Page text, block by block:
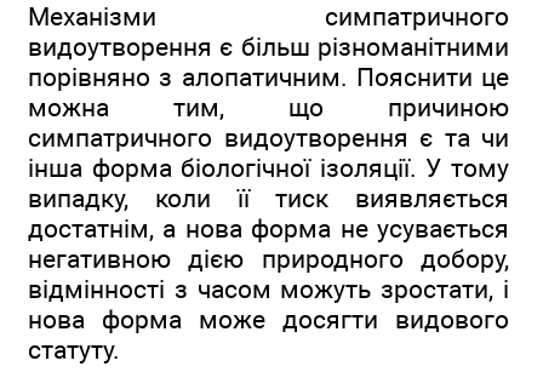
Механізми симпатричного
видоутворення є більш різноманітними
порівняно з алопатичним. Пояснити це
можна тим, що причиною
симпатричного видоутворення є та чи
інша форма біологічної ізоляції. У тому
випадку, коли її тиск виявляється
достатнім, а нова форма не усувається
негативною дією природного добору,
відмінності з часом можуть зростати, і
нова форма може досягти видового
статуту.